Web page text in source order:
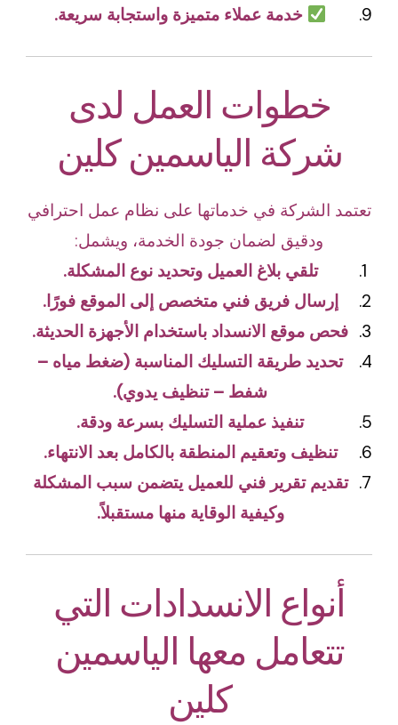
خدمة عملاء متميزة واستجابة سريعة.
خطوات العمل لدى
شركة الياسمين كلين
تعتمد الشركة في خدماتها على نظام عمل احترافي
ودقيق لضمان جودة الخدمة، ويشمل:
تلقي بلاغ العميل وتحديد نوع المشكلة.
إرسال فريق فني متخصص إلى الموقع فورًا.
فحص موقع الانسداد باستخدام الأجهزة الحديثة.
تحديد طريقة التسليك المناسبة (ضغط مياه –
شفط – تنظيف يدوي).
تنفيذ عملية التسليك بسرعة ودقة.
تنظيف وتعقيم المنطقة بالكامل بعد الانتهاء.
تقديم تقرير فني للعميل يتضمن سبب المشكلة
وكيفية الوقاية منها مستقبلاً.
أنواع الانسدادات التي
تتعامل معها الياسمين
كلين